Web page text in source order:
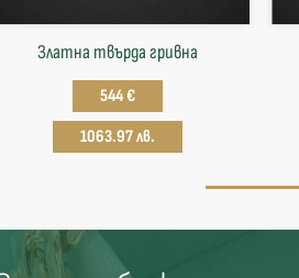
Златна твърда гривнa
544 €
1063.97 лв.